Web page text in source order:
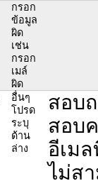
กรอก
ข้อมูล
ผิด
เช่น
กรอก
เมล์
ผิด
อื่นๆ
โปรด
ระบุ
ด้าน
ล่าง
สอบ
สอบ
อีเม
ไม่ส